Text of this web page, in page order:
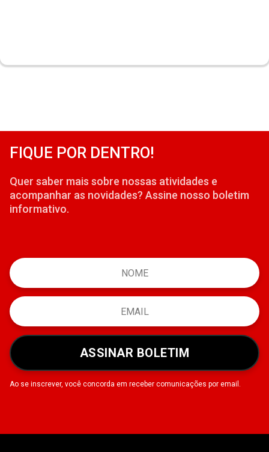
FIQUE POR DENTRO!
Quer saber mais sobre nossas atividades e
acompanhar as novidades? Assine nosso boletim
informativo.
ASSINAR BOLETIM
Ao se inscrever, você concorda em receber comunicações por email.